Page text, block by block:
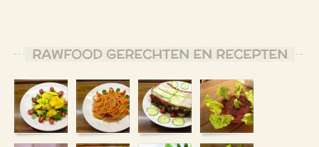
RAWFOOD GERECHTEN EN RECEPTEN